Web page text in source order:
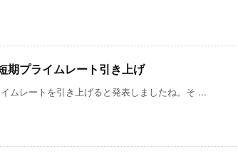
期プライムレート引き上げ
ムレートを引き上げると発表しましたね。そ ...